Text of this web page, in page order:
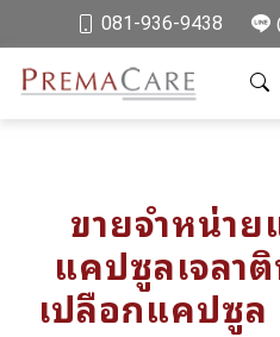
081-936-9438
ขายจำหน่า
แคปซูลเจลา
เปลือกแคปซู